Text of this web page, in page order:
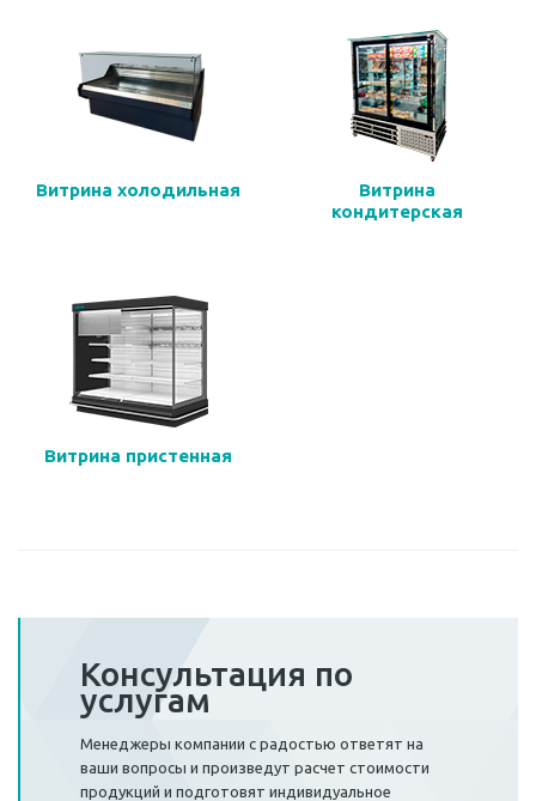
Витрина холодильная
Витрина
кондитерская
Витрина пристенная
Консультация по
услугам
Менеджеры компании с радостью ответят на
ваши вопросы и произведут расчет стоимости
продукций и подготовят индивидуальное